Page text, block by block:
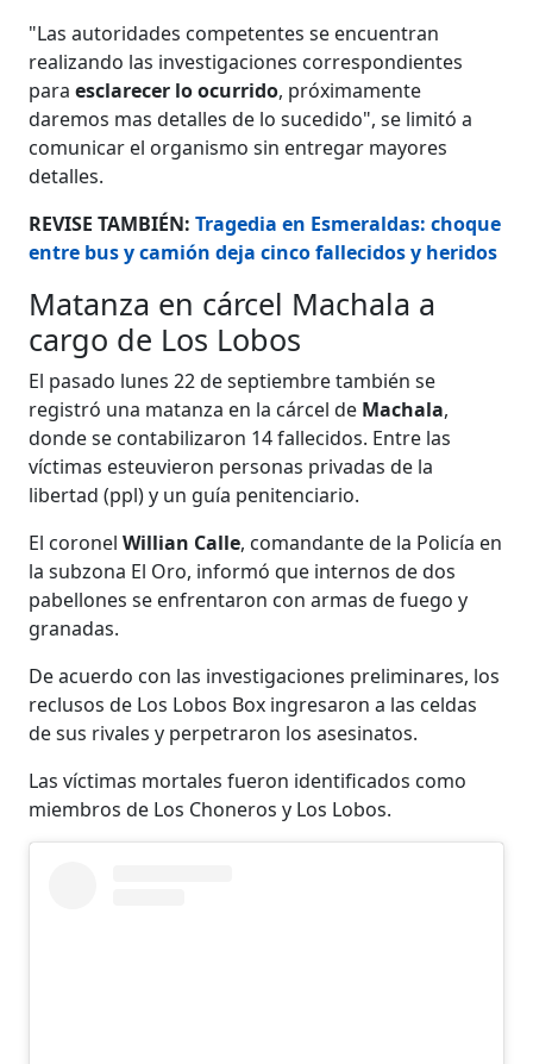
"Las autoridades competentes se encuentran
realizando las investigaciones correspondientes
paraesclarecer lo ocurrido, próximamente
daremos mas detalles de lo sucedido", se limitó a
comunicar el organismo sin entregar mayores
detalles.
REVISE TAMBIÉN: Tragedia en Esmeraldas: choque
entre bus y camión deja cinco fallecidos y heridos
Matanza en cárcel Machala a
cargo de Los Lobos
El pasado lunes 22 de septiembre también se
registró una matanza en la cárcel de Machala,
donde se contabilizaron 14 fallecidos. Entre las
víctimas esteuvieron personas privadas de la
libertad (ppl) y un guía penitenciario.
El coronel Willian Calle, comandante de la Policía en
la subzona El Oro, informó que internos de dos
pabellones se enfrentaron con armas de fuego y
granadas.
De acuerdo con las investigaciones preliminares, los
reclusos de Los Lobos Box ingresaron a las celdas
de sus rivales y perpetraron los asesinatos.
Las víctimas mortales fueron identificados como
miembros de Los Choneros y Los Lobos.